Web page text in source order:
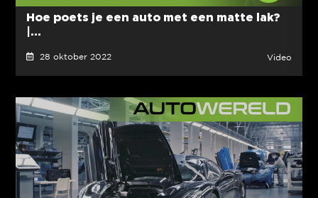
Hoe poets je een auto met een matte lak?
|...
28 oktober 2022 Video